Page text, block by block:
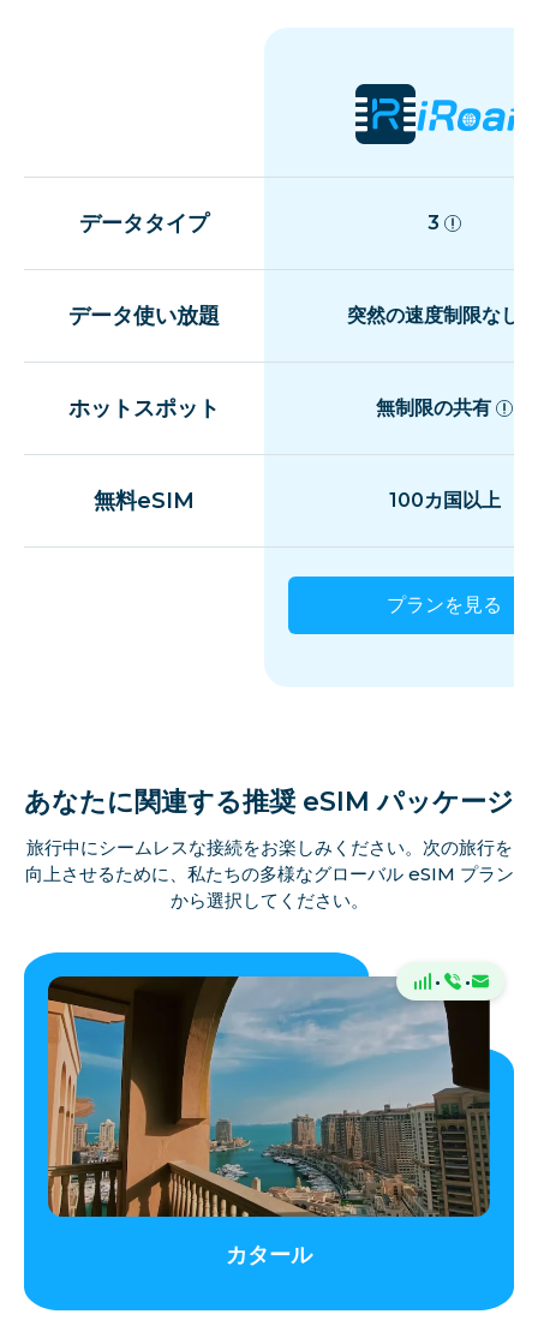
データタイプ 3
データ使い放題 突然の速度制限なし
ホットスポット 無制限の共有
無料eSIM 100カ国以上
プランを見る
あなたに関連する推奨 eSIM パッケージ
旅行中にシームレスな接続をお楽しみください。次の旅行を
向上させるために、私たちの多様なグローバル eSIM プラン
から選択してください。
· ·
カタール